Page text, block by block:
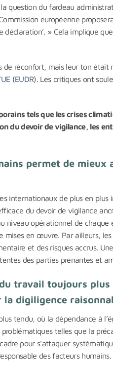
question du fardeau
européenne
» Cela implique
de réconfort, mais leur ton était
(EUDR). Les critiques ont
tels que les crises
du devoir de vigilance, les
permet de
internationaux de plus en
du devoir de vigilance
niveau opérationnel de chaque
mises en œuvre. Par ailleurs,
et des risques accrus.
des parties prenantes et
travail toujours plus
digiligence
tendu, où la dépendance à
telles que la
pour s’attaquer
des facteurs humains.